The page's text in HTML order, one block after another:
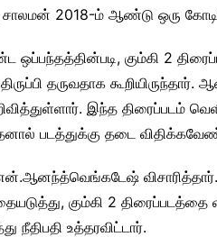
சாலமன் 2018-ம் ஆண்டு ஒரு
கும்கி 2
தருவதாக
இந்த திரைப்படம்
படத்துக்கு தடை
விசாரித்தார்.
கும்கி 2 திரைப்படத்தை
நீதிபதி உத்தரவிட்டார்.